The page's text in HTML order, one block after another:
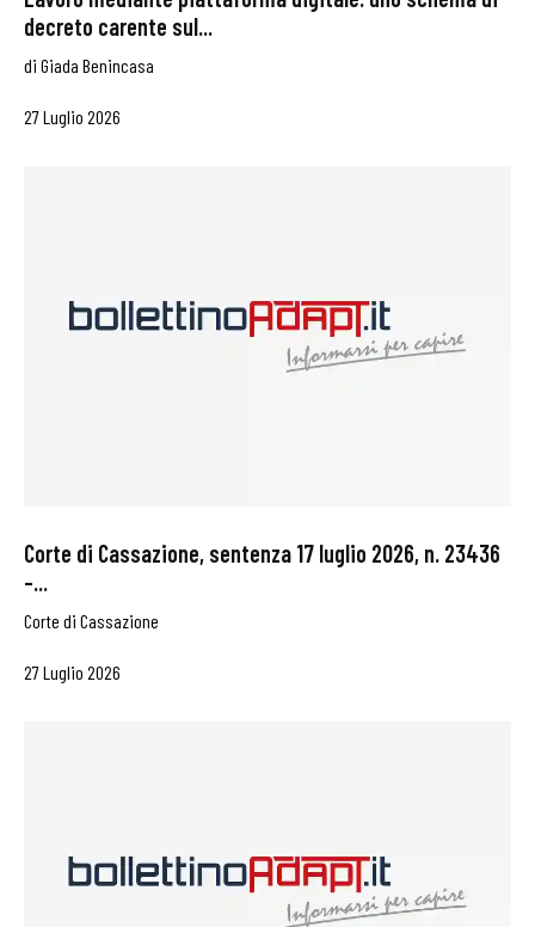
decreto carente sul...
di Giada Benincasa
27 Luglio 2026
Corte di Cassazione, sentenza 17 luglio 2026, n. 23436
–...
Corte di Cassazione
27 Luglio 2026